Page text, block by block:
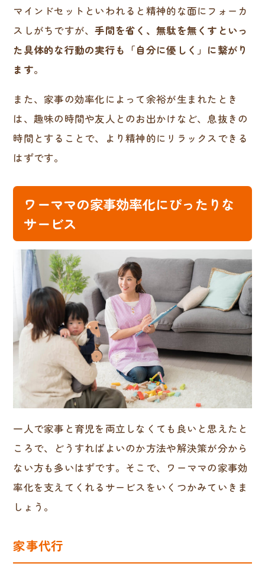
マインドセットといわれると精神的な面にフォーカ
スしがちですが、手間を省く、無駄を無くすといっ
た具体的な行動の実行も「自分に優しく」に繋がり
ます。
また、家事の効率化によって余裕が生まれたとき
は、趣味の時間や友人とのお出かけなど、息抜きの
時間とすることで、より精神的にリラックスできる
はずです。
ワーママの家事効率化にぴったりな
サービス
一人で家事と育児を両立しなくても良いと思えたと
ころで、どうすればよいのか方法や解決策が分から
ない方も多いはずです。そこで、ワーママの家事効
率化を支えてくれるサービスをいくつかみていきま
しょう。
家事代行